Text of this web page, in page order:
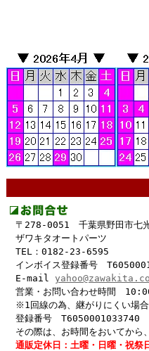
〒278-0051 千葉県野田市七
ザワキタオートパーツ
TEL：0182-23-6595
インボイス登録番号
E-mail
営業・お問い合わせ時間
※1回線の為、継がりにくい場
登録番号 T6050001033740
その際は、お時間をおいてから
通販定休日：土曜・日曜・祝祭